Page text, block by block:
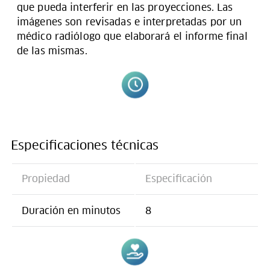
que pueda interferir en las proyecciones. Las
imágenes son revisadas e interpretadas por un
médico radiólogo que elaborará el informe final
de las mismas.
Especificaciones técnicas
Propiedad Especificación
Duración en minutos 8